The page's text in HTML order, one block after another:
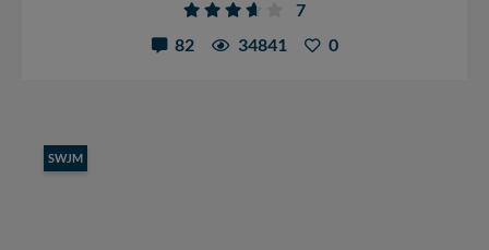
7
82
34841 0
SWJM